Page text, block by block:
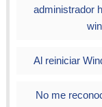
administrador
Al reiniciar
No me